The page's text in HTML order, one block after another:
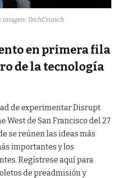
imagen: TechCrunch
en primera fila
de la tecnología
de experimentar Disrupt
West de San Francisco del 27
se reúnen las ideas más
importantes y los
Regístrese aquí para
de preadmisión y